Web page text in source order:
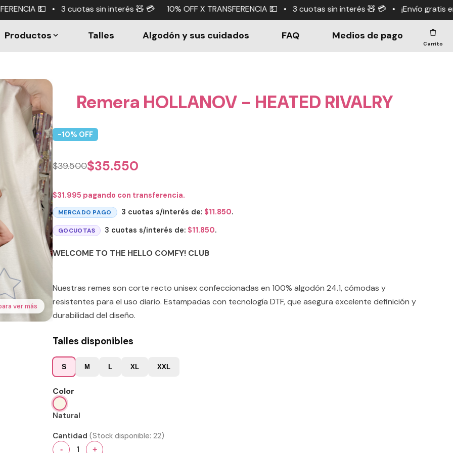
sin interés 🧸 💳 10% OFF X TRANSFERENCIA 💵 • 3 cuotas sin interés 🧸 💳 • ¡Envío gratis en compras
Productos Talles Algodón y sus cuidados FAQ Medios de pago
Carrito
ver más
Remera HOLLANOV - HEATED RIVALRY
-10% OFF
$39.500$35.550
$31.995 pagando con transferencia.
MERCADO PAGO 3 cuotas s/interés de: $11.850.
GOCUOTAS 3 cuotas s/interés de: $11.850.
WELCOME TO THE HELLO COMFY! CLUB
Nuestras remes son corte recto unisex confeccionadas en 100% algodón 24.1, cómodas y
resistentes para el uso diario. Estampadas con tecnología DTF, que asegura excelente definición y
durabilidad del diseño.
Talles disponibles
S M L XL XXL
Color
Natural
Cantidad (Stock disponible: 22)
- 1 +